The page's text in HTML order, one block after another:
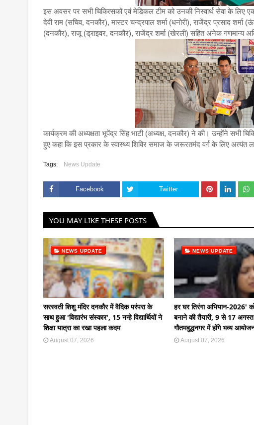
इस अवसर पर सभी चिकित्सकों एवं मेडिकल टीम को उनकी निस्वार्थ सेवा के लिए एक
देवी राम (सचिव, दनकौर), मास्टर चन्द्रपाल शर्मा (धनोरी), राजेंद्र प्रसाद शर्मा
(दनकौर), राजू (ड्राइवर, दनकौर), राजेंद्र शर्मा (खेरली) सहित अनेक गणमान्य
कार्यक्रम की अध्यक्षता भूपेंद्र सिंह भाटी (अध्यक्ष, दनकौर) ने की। उन्होंने सभी
हुए कहा कि इस प्रकार के स्वास्थ्य शिविर समाज के जरूरतमंद वर्ग के लिए अत्यंत
Tags: News Update
Facebook Twitter
YOU MAY LIKE THESE POSTS
NEWS UPDATE
सरस्वती शिशु मंदिर दनकौर में वैदिक परंपरा के
साथ हुआ 'विद्यारंभ संस्कार', 15 नन्हे विद्यार्थियों ने
शिक्षा यात्रा का रखा पहला कदम
August 07, 2026
NEWS UPDATE
हर घर तिरंगा अभियान-2026'
बनाने की तैयारी, 9 से 17
गौतमबुद्धनगर में होंगे भव्य
August 07, 2026